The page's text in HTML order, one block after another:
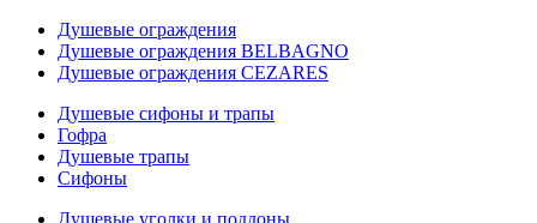
Душевые ограждения
Душевые ограждения BELBAGNO
Душевые ограждения CEZARES
Душевые сифоны и трапы
Гофра
Душевые трапы
Сифоны
Душевые уголки и поддоны